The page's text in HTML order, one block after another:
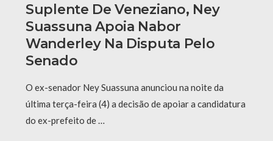
Suplente De Veneziano, Ney
Suassuna Apoia Nabor
Wanderley Na Disputa Pelo
Senado
O ex-senador Ney Suassuna anunciou na noite da
última terça-feira (4) a decisão de apoiar a candidatura
do ex-prefeito de …